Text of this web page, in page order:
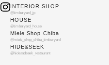
INTERIOR SHOP
@timberyard_jp
HOUSE
@timberyard_house
Miele Shop Chiba
@miele_shop_chiba_timberyard
HIDE&SEEK
@hideandseek_restaurant